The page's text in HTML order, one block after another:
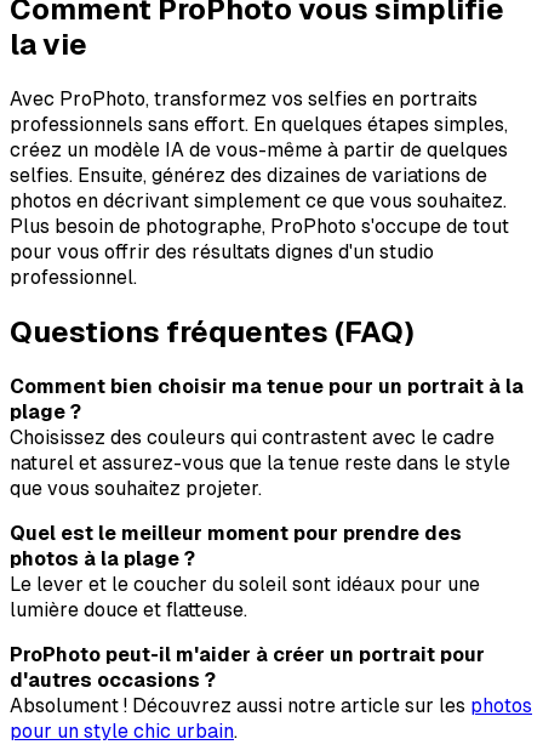
Comment ProPhoto vous simplifie
la vie
Avec ProPhoto, transformez vos selfies en portraits
professionnels sans effort. En quelques étapes simples,
créez un modèle IA de vous-même à partir de quelques
selfies. Ensuite, générez des dizaines de variations de
photos en décrivant simplement ce que vous souhaitez.
Plus besoin de photographe, ProPhoto s'occupe de tout
pour vous offrir des résultats dignes d'un studio
professionnel.
Questions fréquentes (FAQ)
Comment bien choisir ma tenue pour un portrait à la
plage ?
Choisissez des couleurs qui contrastent avec le cadre
naturel et assurez-vous que la tenue reste dans le style
que vous souhaitez projeter.
Quel est le meilleur moment pour prendre des
photos à la plage ?
Le lever et le coucher du soleil sont idéaux pour une
lumière douce et flatteuse.
ProPhoto peut-il m'aider à créer un portrait pour
d'autres occasions ?
Absolument ! Découvrez aussi notre article sur les photos
pour un style chic urbain.